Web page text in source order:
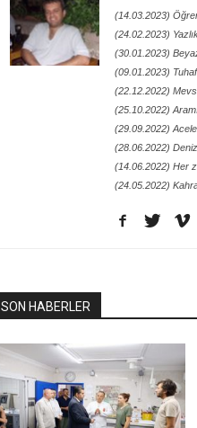
(14.03.2023)
(24.02.2023)
(30.01.2023)
(09.01.2023)
(22.12.2022)
(25.10.2022)
(29.09.2022)
(28.06.2022)
(14.06.2022) Her
(24.05.2022)
SON HABERLER